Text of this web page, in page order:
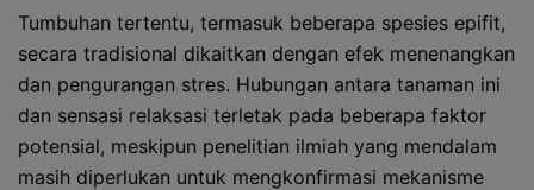
Tumbuhan tertentu, termasuk beberapa spesies epifit,
secara tradisional dikaitkan dengan efek menenangkan
dan pengurangan stres. Hubungan antara tanaman ini
dan sensasi relaksasi terletak pada beberapa faktor
potensial, meskipun penelitian ilmiah yang mendalam
masih diperlukan untuk mengkonfirmasi mekanisme